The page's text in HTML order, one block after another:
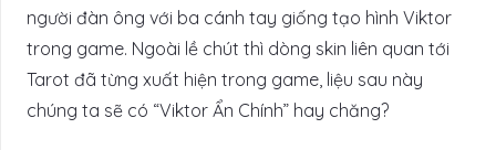
người đàn ông với ba cánh tay giống tạo hình Viktor
trong game. Ngoài lề chút thì dòng skin liên quan tới
Tarot đã từng xuất hiện trong game, liệu sau này
chúng ta sẽ có “Viktor Ẩn Chính” hay chăng?